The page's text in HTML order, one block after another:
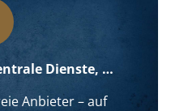
Dienste, …
Anbieter – auf